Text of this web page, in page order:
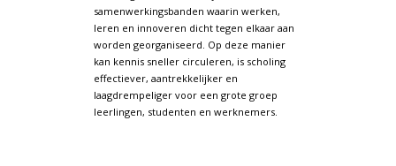
samenwerkingsbanden waarin werken,
leren en innoveren dicht tegen elkaar aan
worden georganiseerd. Op deze manier
kan kennis sneller circuleren, is scholing
effectiever, aantrekkelijker en
laagdrempeliger voor een grote groep
leerlingen, studenten en werknemers.